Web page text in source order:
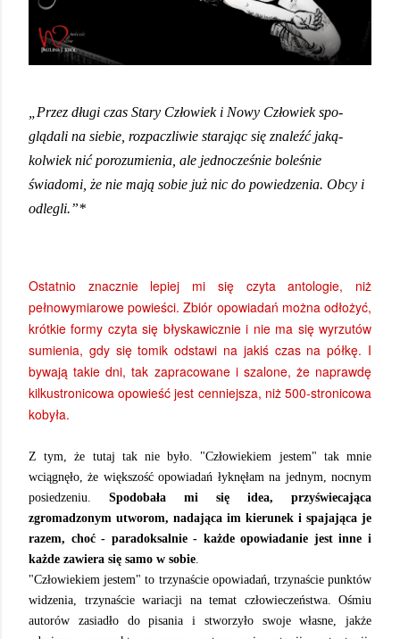
Przez długi czas Stary Człowiek i Nowy Człowiek spo­
glądali na siebie, rozpaczliwie starając się znaleźć jaką­
kolwiek nić porozumienia, ale jednocześnie boleśnie
świadomi, że nie mają sobie już nic do powiedzenia. Obcy i
odlegli.”*
Ostatnio znacznie lepiej mi się czyta antologie, niż
pełnowymiarowe powieści. Zbiór opowiadań można odłożyć,
krótkie formy czyta się błyskawicznie i nie ma się wyrzutów
sumienia, gdy się tomik odstawi na jakiś czas na półkę. I
bywają takie dni, tak zapracowane i szalone, że naprawdę
kilkustronicowa opowieść jest cenniejsza, niż 500-stronicowa
kobyła.
Z tym, że tutaj tak nie było. "Człowiekiem jestem" tak mnie
wciągnęło, że większość opowiadań łyknęłam na jednym, nocnym
posiedzeniu. Spodobała mi się idea, przyświecająca
zgromadzonym utworom, nadająca im kierunek i spajająca je
razem, choć - paradoksalnie - każde opowiadanie jest inne i
każde zawiera się samo w sobie
"Człowiekiem jestem" to trzynaście opowiadań, trzynaście punktów
widzenia, trzynaście wariacji na temat człowieczeństwa. Ośmiu
autorów zasiadło do pisania i stworzyło swoje własne, jakże